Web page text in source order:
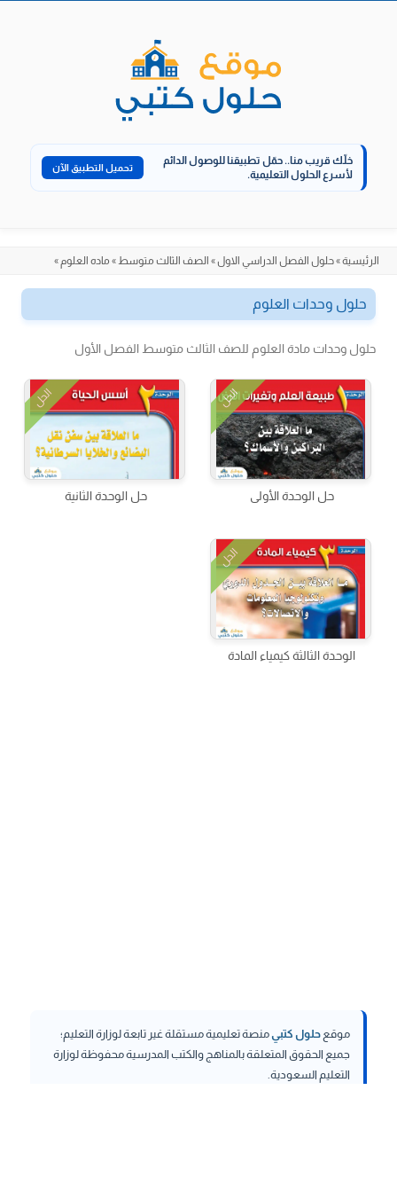
خلّك قريب منا.. حمّل تطبيقنا للوصول الدائم
لأسرع الحلول التعليمية.
تحميل التطبيق الآن
الرئيسية»حلول الفصل الدراسي الاول» الصف الثالث متوسط» ماده العلوم »
حلول وحدات العلوم
حلول وحدات مادة العلوم للصف الثالث متوسط الفصل الأول
الحل
حل الوحدة الأولى
الحل
حل الوحدة الثانية
الحل
الوحدة الثالثة كيمياء المادة
موقع حلول كتبيمنصة تعليمية مستقلة غير تابعة لوزارة التعليم؛
جميع الحقوق المتعلقة بالمناهج والكتب المدرسية محفوظة لوزارة
التعليم السعودية.